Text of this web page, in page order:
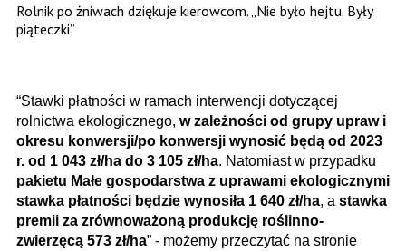
Rolnik po żniwach dziękuje kierowcom. „Nie było hejtu. Były
piąteczki”
“Stawki płatności w ramach interwencji dotyczącej
rolnictwa ekologicznego, w zależności od grupy upraw i
okresu konwersji/po konwersji wynosić będą od 2023
r. od 1 043 zł/ha do 3 105 zł/ha. Natomiast w przypadku
pakietu Małe gospodarstwa z uprawami ekologicznymi
stawka płatności będzie wynosiła 1 640 zł/ha, a stawka
premii za zrównoważoną produkcję roślinno-
zwierzęcą 573 zł/ha” - możemy przeczytać na stronie